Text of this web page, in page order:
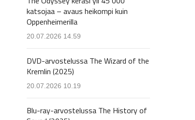
katsojaa – avaus heikompi kuin
Oppenheimerilla
20.07.2026 14.59
DVD-arvostelussa The Wizard of the
Kremlin (2025)
20.07.2026 10.19
Blu-ray-arvostelussa The History of